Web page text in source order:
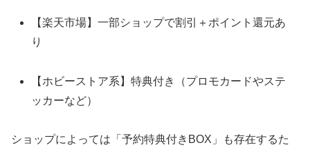
【楽天市場】一部ショップで割引＋ポイント還元あ
り
【ホビーストア系】特典付き（プロモカードやステ
ッカーなど）
ショップによっては「予約特典付きBOX」も存在するた